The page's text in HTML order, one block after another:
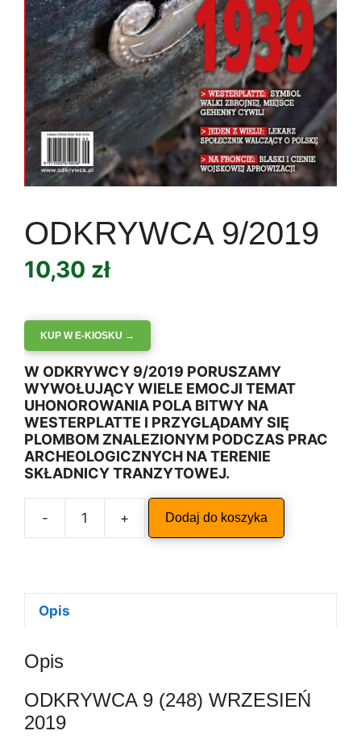
ODKRYWCA 9/2019
10,30 zł
KUP W E-KIOSKU →
W ODKRYWCY 9/2019 PORUSZAMY
WYWOŁUJĄCY WIELE EMOCJI TEMAT
UHONOROWANIA POLA BITWY NA
WESTERPLATTE I PRZYGLĄDAMY SIĘ
PLOMBOM ZNALEZIONYM PODCZAS PRAC
ARCHEOLOGICZNYCH NA TERENIE
SKŁADNICY TRANZYTOWEJ.
-
ilość
ODKRYWCA
+ Dodaj do koszyka
i
v
e
:
Opis
Opis
ODKRYWCA 9 (248) WRZESIEŃ
2019